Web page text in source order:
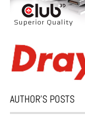
AUTHOR’S POSTS